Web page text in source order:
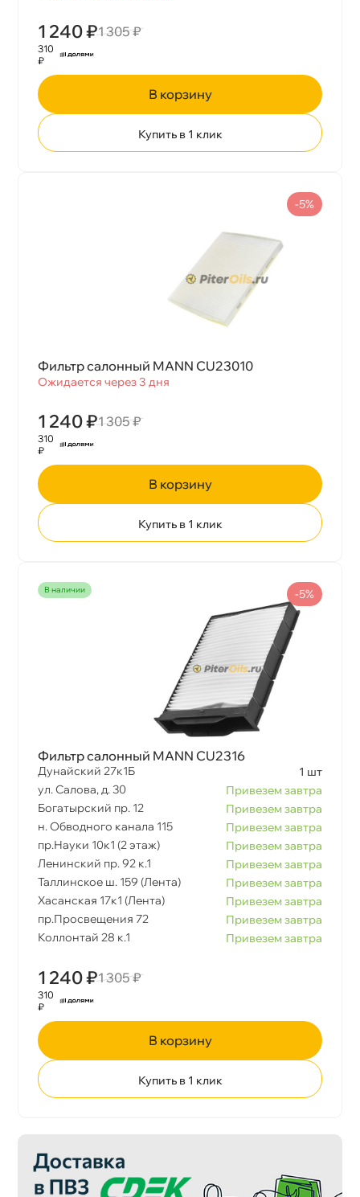
1 240 ₽1 305 ₽
310
₽
корзину
Купить в 1 клик
Фильтр салонный MANN CU23010
Ожидается через 3 дня
1 240 ₽1 305 ₽
-5%
310
₽
корзину
Купить в 1 клик
наличии
Фильтр салонный MANN CU2316
Дунайский 27к1Б
1 шт
ул. Салова, д. 30
Привезем завтра
Богатырский пр. 12
Привезем завтра
н. Обводного канала 115
Привезем завтра
пр.Науки 10к1 (2 этаж)
Привезем завтра
Ленинский пр. 92 к.1
Привезем завтра
Таллинское ш. 159 (Лента)
Привезем завтра
Хасанская 17к1 (Лента)
Привезем завтра
пр.Просвещения 72
Привезем завтра
Коллонтай 28 к.1
Привезем завтра
1 240 ₽1 305 ₽
-5%
310
₽
корзину
Купить в 1 клик